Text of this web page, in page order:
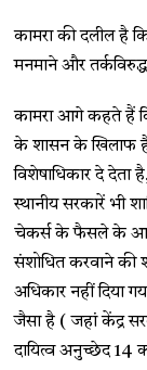
कामरा की दलील है
मनमाने और
कामरा आगे कहते हैं
के शासन के खिलाफ
विशेषाधिकार दे
स्थानीय सरकारें भी
चेकर्स के फैसले के
संशोधित करवाने की
अधिकार नहीं दिया
जैसा है ( जहां केंद्र
दायित्व अनुच्छेद 14